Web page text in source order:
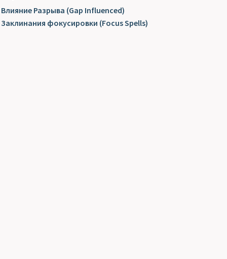
Влияние Разрыва (Gap Influenced)
Заклинания фокусировки (Focus Spells)